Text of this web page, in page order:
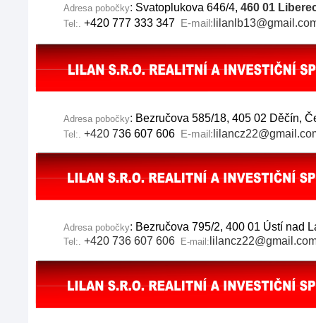
Adresa pobočky: Svatoplukova 646/4, 460 01
Tel:. +420 777 333 347 E-mail:
Adresa pobočky: Bezručova 585/18, 405 02 Děčín,
Tel:. +420 736 607 606 E-mail:
Adresa pobočky: Bezručova 795/2, 400 01 Ústí nad
Tel:. +420 736 607 606 E-mail: